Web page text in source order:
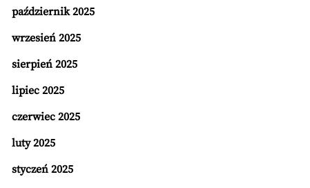
październik 2025
wrzesień 2025
sierpień 2025
lipiec 2025
czerwiec 2025
luty 2025
styczeń 2025